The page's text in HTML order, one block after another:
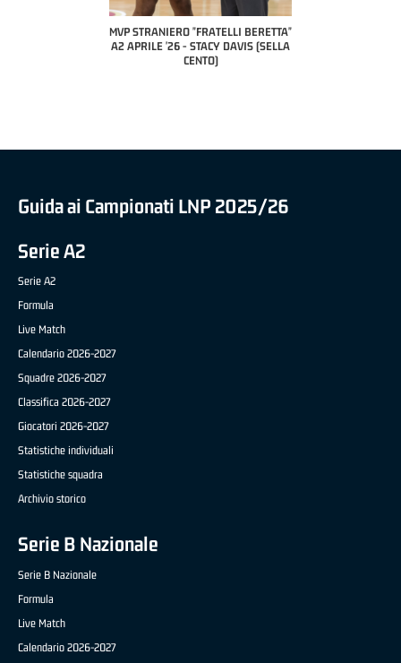
MVP "FRATELLI BERETTA" SAMUEL
DILAS B NAZIONALE APRILE '26 -
MARCO RESTELLI (TAV TREVIGLIO
Guida ai Campionati LNP 2025/26
Serie A2
Serie A2
Formula
Live Match
Calendario 2026-2027
Squadre 2026-2027
Classifica 2026-2027
Giocatori 2026-2027
Statistiche individuali
Statistiche squadra
Archivio storico
Serie B Nazionale
Serie B Nazionale
Formula
Live Match
Calendario 2026-2027